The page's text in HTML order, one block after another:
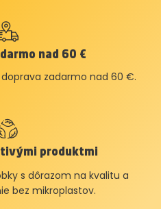
nad 60 €
zadarmo nad 60 €.
produktmi
s dôrazom na kvalitu a
bez mikroplastov.